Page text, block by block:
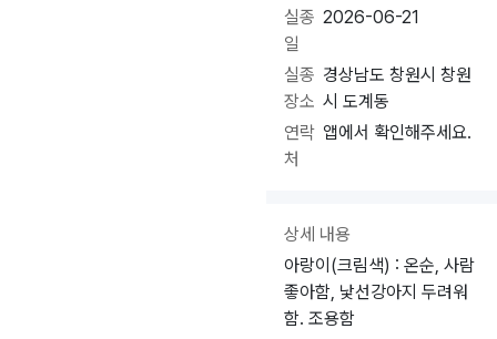
실종
일
2026-06-21
실종
장소
경상남도 창원시 창원
시 도계동
연락
처
앱에서 확인해주세요.
상세 내용
아랑이(크림색) : 온순, 사람
좋아함, 낯선강아지 두려워
함. 조용함